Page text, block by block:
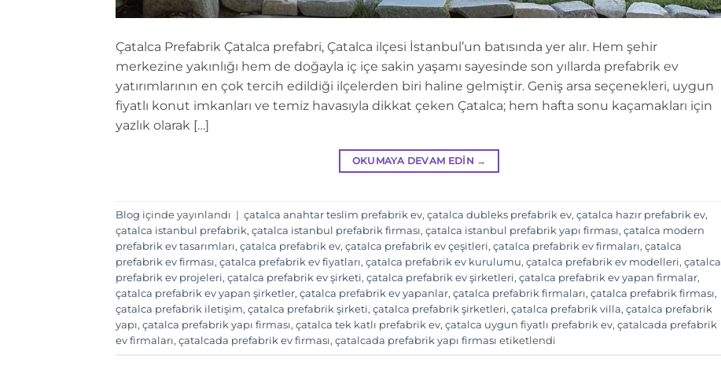
Çatalca Prefabrik Çatalca prefabri, Çatalca ilçesi İstanbul’un batısında yer alır. Hem şehir
merkezine yakınlığı hem de doğayla iç içe sakin yaşamı sayesinde son yıllarda prefabrik ev
yatırımlarının en çok tercih edildiği ilçelerden biri haline gelmiştir. Geniş arsa seçenekleri, uygun
fiyatlı konut imkanları ve temiz havasıyla dikkat çeken Çatalca; hem hafta sonu kaçamakları için
yazlık olarak […]
OKUMAYA DEVAM EDIN →
Blog içinde yayınlandı | çatalca anahtar teslim prefabrik ev, çatalca dubleks prefabrik ev, çatalca hazır prefabrik ev,
çatalca istanbul prefabrik, çatalca istanbul prefabrik firması, çatalca istanbul prefabrik yapı firması, çatalca modern
prefabrik ev tasarımları, çatalca prefabrik ev, çatalca prefabrik ev çeşitleri, çatalca prefabrik ev firmaları, çatalca
prefabrik ev firması, çatalca prefabrik ev fiyatları, çatalca prefabrik ev kurulumu, çatalca prefabrik ev modelleri, çatalca
prefabrik ev projeleri, çatalca prefabrik ev şirketi, çatalca prefabrik ev şirketleri, çatalca prefabrik ev yapan firmalar,
çatalca prefabrik ev yapan şirketler, çatalca prefabrik ev yapanlar, çatalca prefabrik firmaları, çatalca prefabrik firması,
çatalca prefabrik iletişim, çatalca prefabrik şirketi, çatalca prefabrik şirketleri, çatalca prefabrik villa, çatalca prefabrik
yapı, çatalca prefabrik yapı firması, çatalca tek katlı prefabrik ev, çatalca uygun fiyatlı prefabrik ev, çatalcada prefabrik
ev firmaları, çatalcada prefabrik ev firması, çatalcada prefabrik yapı firması etiketlendi